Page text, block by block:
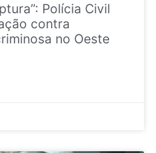
Polícia Civil
contra
no Oeste